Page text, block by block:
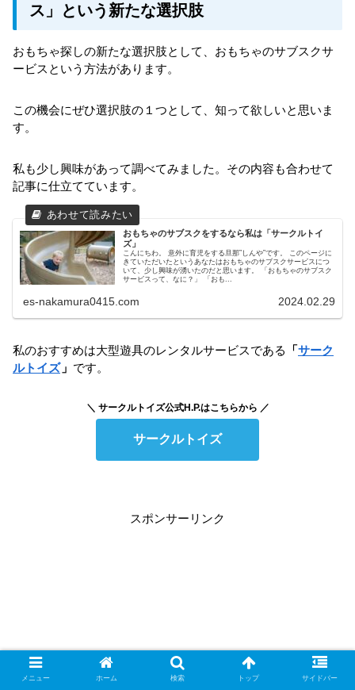
ス」という新たな選択肢
おもちゃ探しの新たな選択肢として、おもちゃのサブスクサ
ービスという方法があります。
この機会にぜひ選択肢の１つとして、知って欲しいと思いま
す。
私も少し興味があって調べてみました。その内容も合わせて
記事に仕立てています。
おもちゃのサブスクをするなら私は「サークルトイ
ズ」
こんにちわ。 意外に育児をする旦那”しんや”です。 このページに
きていただいたというあなたはおもちゃのサブスクサービスにつ
いて、少し興味が湧いたのだと思います。 「おもちゃのサブスク
サービスって、なに？」 「おも...
es-nakamura0415.com 2024.02.29
私のおすすめは大型遊具のレンタルサービスである 「サーク
ルトイズ 」 です。
＼ サークルトイズ公式H.P.はこちらから ／
サークルトイズ
スポンサーリンク
メニュー ホーム 検索 トップ サイドバー